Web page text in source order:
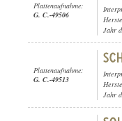
Plattenaufnahme:
G. C.-49506
Jahr
Plattenaufnahme:
G. C.-49513
Jahr